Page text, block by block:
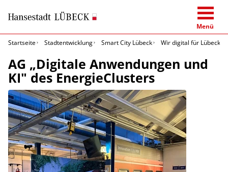
Menü
Startseite
Stadtentwicklung Smart City Lübeck Wir digital für Lübeck
AG „Digitale Anwendungen und
KI" des EnergieClusters